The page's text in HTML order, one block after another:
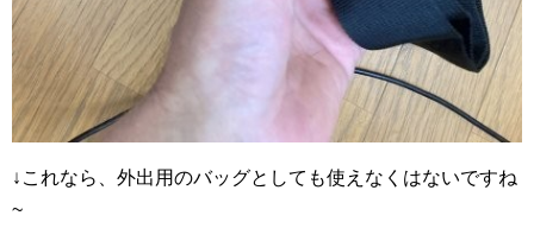
↓これなら、外出用のバッグとしても使えなくはないですね
~